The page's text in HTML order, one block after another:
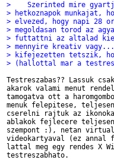
>    Szerinted mire
> hetkoznapok munkajat,
> elvezed, hogy napi 28
> megoldasan torod az
> futtattni az altalad
> mennyire kreativ
> kifejezetten tetszik,
> (hallottal mar a
Testreszabas?? Lassuk
akarok valami menut
tamogatva ott a
menuk felepitese, teljesen
cserelni rajtuk az
ablakok fejlecere teljesen
szempont :), netan
videokartyaval (ez annal
lattal meg egy rendes X
testreszabhato.